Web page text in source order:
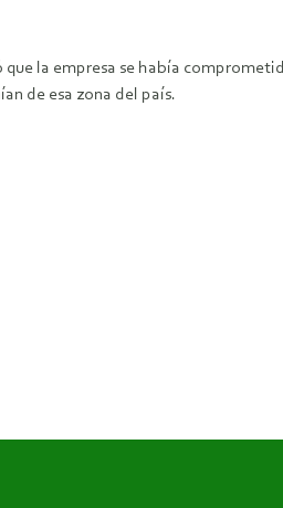
la empresa se había
de esa zona del país.